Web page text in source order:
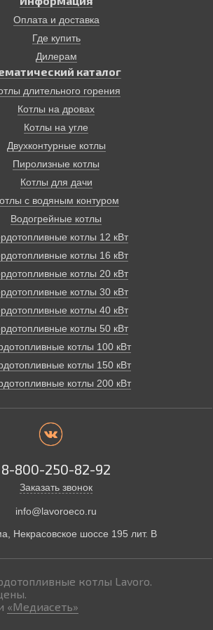
проблем. Так, он работает без
на самом доступном
в нашей стране – дровах. КПД
пиролизных котлов
Эти котлы имеют терморегуляторы и
безопасности. Время от закладки
занимать до 12 часов.
основанное на твердотопливном
безопасно, просто и надежно.
Оплата и доставка
Где купить
Дилерам
каталог
длительного горения
Котлы на дровах
Котлы на угле
Двухконтурные котлы
Пиролизные котлы
Котлы для дачи
с водяным контуром
Водогрейные котлы
котлы 12 кВт
котлы 16 кВт
котлы 20 кВт
котлы 30 кВт
котлы 40 кВт
котлы 50 кВт
котлы 100 кВт
котлы 150 кВт
котлы 200 кВт
8-800-250-82-92
Заказать звонок
info@lavoroeco.ru
Некрасовское шоссе 195 лит. В
котлы Lavoro.
«Медиасеть»